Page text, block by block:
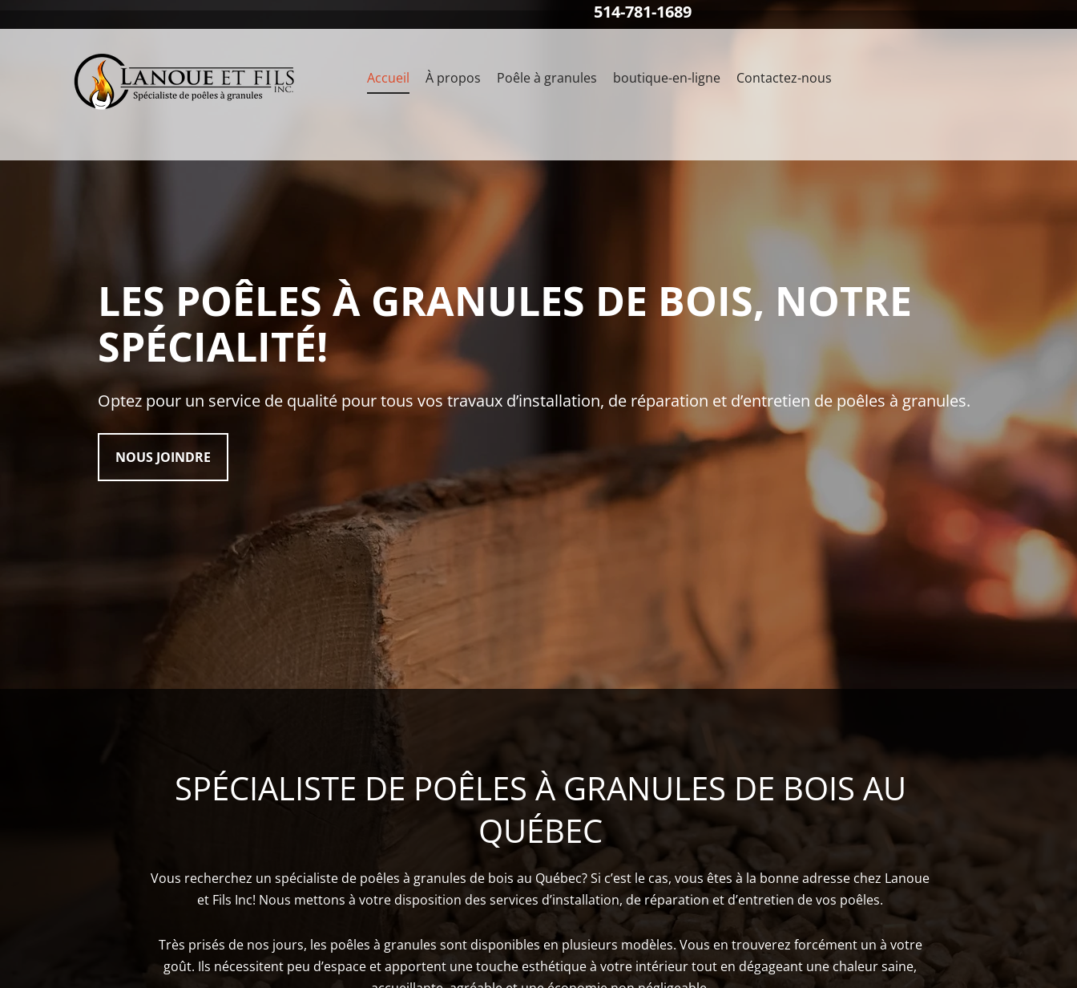
514-781-1689
Accueil À propos Poêle à granules boutique-en-ligne Contactez-nous
LES POÊLES À GRANULES DE BOIS, NOTRE
SPÉCIALITÉ!
Optez pour un service de qualité pour tous vos travaux d’installation, de réparation et d’entretien de poêles à granules.
NOUS JOINDRE
SPÉCIALISTE DE POÊLES À GRANULES DE BOIS AU
QUÉBEC
Vous recherchez un spécialiste de poêles à granules de bois au Québec? Si c’est le cas, vous êtes à la bonne adresse chez Lanoue
et Fils Inc! Nous mettons à votre disposition des services d’installation, de réparation et d’entretien de vos poêles.
Très prisés de nos jours, les poêles à granules sont disponibles en plusieurs modèles. Vous en trouverez forcément un à votre
goût. Ils nécessitent peu d’espace et apportent une touche esthétique à votre intérieur tout en dégageant une chaleur saine,